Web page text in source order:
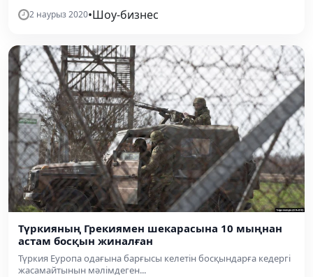
2 наурыз 2020•Шоу-бизнес
Түркияның Грекиямен шекарасына 10 мыңнан
астам босқын жиналған
Түркия Еуропа одағына барғысы келетін босқындарға кедергі
жасамайтынын мәлімдеген...